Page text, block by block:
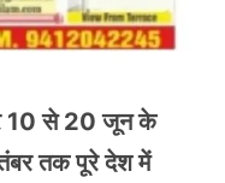
10 से 20 जून के
तक पूरे देश में